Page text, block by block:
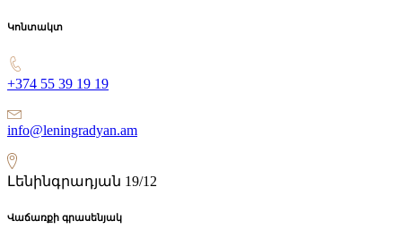
Կոնտակտ
+374 55 39 19 19
info@leningradyan.am
Լենինգրադյան 19/12
Վաճառքի գրասենյակ